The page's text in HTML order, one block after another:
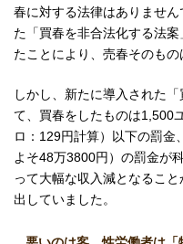
春に対する法律はありませ
た「買春を非合法化する法
たことにより、売春そのもの
しかし、新たに導入された
て、買春をしたものは1,500
ロ：129円計算）以下の罰金
よそ48万3800円）の罰金が
って大幅な収入減となるこ
出していました。